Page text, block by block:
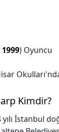
) Oyuncu
Kimdir?
yılı İstanbul